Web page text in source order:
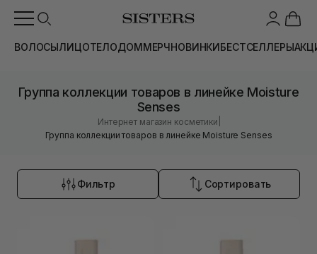
ВОЛОСЫЛИЦОТЕЛОДОММЕРЧНОВИНКИБЕСТСЕЛЛЕРЫ
Группа коллекции товаров в линейке Moisture
Senses
Интернет магазин косметики
Группа коллекции товаров в линейке Moisture Senses
Фильтр Сортировать